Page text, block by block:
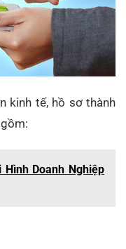
kinh tế, hồ sơ thành
Hình Doanh Nghiệp